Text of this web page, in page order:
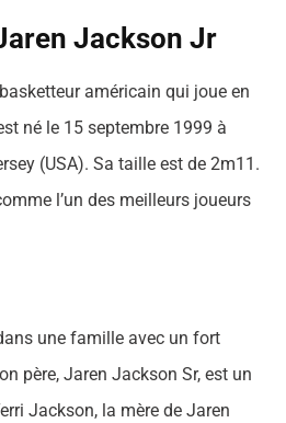
Jackson Jr
américain qui joue en
né le 15 septembre 1999 à
(USA). Sa taille est de 2m11.
l’un des meilleurs joueurs
une famille avec un fort
père, Jaren Jackson Sr, est un
Jackson, la mère de Jaren